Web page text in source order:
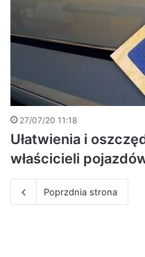
27/07/20 11:18
Ułatwienia i
właścicieli
Poprzdnia strona